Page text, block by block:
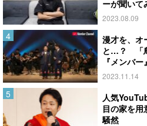
ーが聞いて
2023.08.09
漫才を、オ
と…？ 「
『メンバ
2023.11.14
人気
目の家を
騒然